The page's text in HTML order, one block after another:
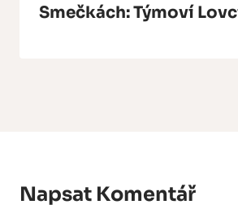
Smečkách: Týmoví
Napsat Komentář